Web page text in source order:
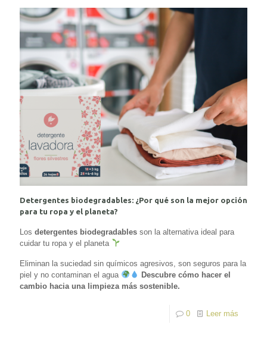
Detergentes biodegradables: ¿Por qué son la mejor opción
para tu ropa y el planeta?
Los detergentes biodegradables son la alternativa ideal para
cuidar tu ropa y el planeta
Eliminan la suciedad sin químicos agresivos, son seguros para la
piel y no contaminan el agua
Descubre cómo hacer el
cambio hacia una limpieza más sostenible.
0 Leer más